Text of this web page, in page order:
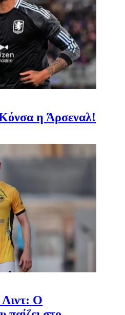
Κόνσα η Άρσεναλ!
Λιντ: Ο